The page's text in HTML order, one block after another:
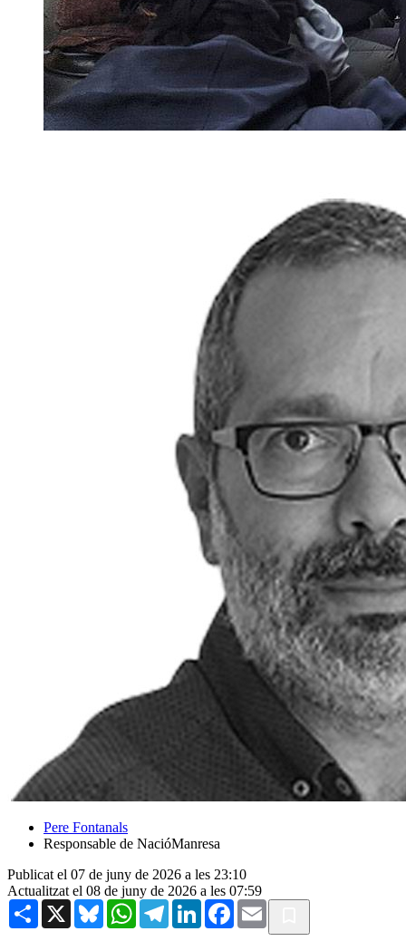
Pere Fontanals
Responsable de NacióManresa
Publicat el 07 de juny de 2026 a les 23:10
Actualitzat el 08 de juny de 2026 a les 07:59
Share X BlueskyWhatsAppTelegramLinkedInFacebook
Email